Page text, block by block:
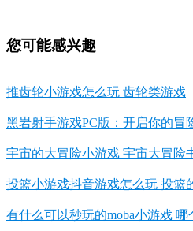
您可能感兴趣
推齿轮小游戏怎么玩 齿轮类游戏
黑岩射手游戏PC版：开启你的冒
宇宙的大冒险小游戏 宇宙大冒险
投篮小游戏抖音游戏怎么玩 投篮
有什么可以秒玩的moba小游戏